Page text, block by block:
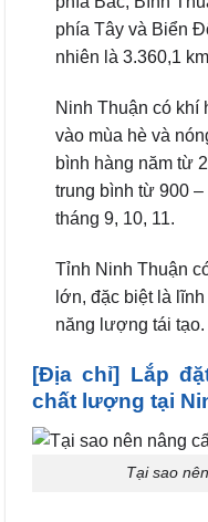
phía Tây và Biển
nhiên là 3.360,1
Ninh Thuận có khí
vào mùa hè và
bình hàng năm từ
trung bình từ 900 –
tháng 9, 10, 11.
Tỉnh Ninh Thuận
lớn, đặc biệt là
năng lượng tái tạo.
[Địa chỉ] Lắp
chất lượng tại
Tại sao